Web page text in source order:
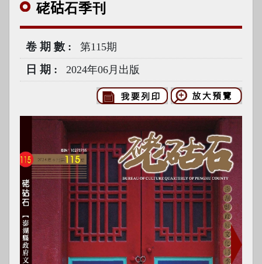
硓𥑮石季刊
卷期數 第115期
日期 2024年06月出版